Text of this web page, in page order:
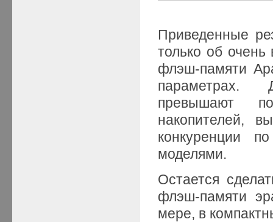
Приведенные
только об очень
флэш-памяти
параметрах.
превышают
накопителей,
конкуренции
моделями.
Остается
флэш-памяти
мере, в